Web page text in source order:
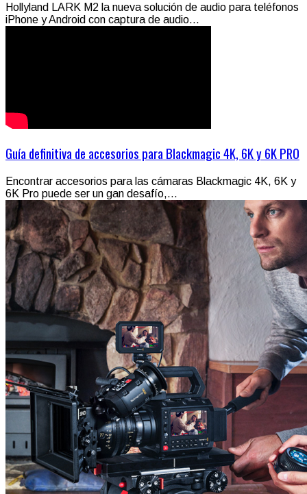
Hollyland LARK M2 la nueva solución de audio para teléfonos
iPhone y Android con captura de audio...
Guía definitiva de accesorios para Blackmagic 4K, 6K y 6K PRO
Encontrar accesorios para las cámaras Blackmagic 4K, 6K y
6K Pro puede ser un gan desafío,...